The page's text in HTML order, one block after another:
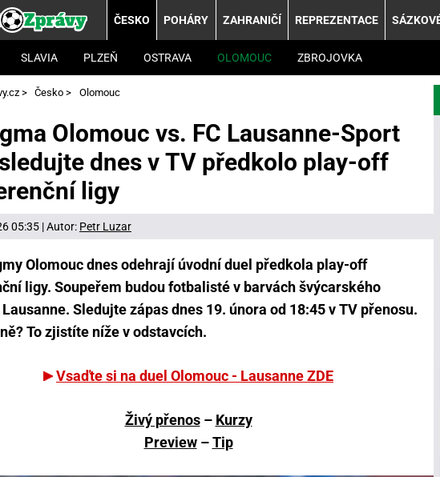
ČESKO
SLAVIA PLZEŇ OSTRAVA OLOMOUC ZBROJOVKA
POHÁRY ZAHRANIČÍ REPREZENTACE
> Česko > Olomouc
Olomouc vs. FC Lausanne-Sport
dnes v TV předkolo play-off
ligy
05:35 | Autor: Petr Luzar
Olomouc dnes odehrají úvodní duel předkola play-off
ligy. Soupeřem budou fotbalisté v barvách švýcarského
Sledujte zápas dnes 19. února od 18:45 v TV přenosu.
To zjistíte níže v odstavcích.
Vsaďte si na duel Olomouc - Lausanne ZDE
Živý přenos– Kurzy
Preview–Tip